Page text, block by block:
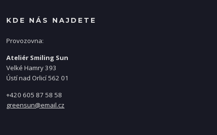
KDE NÁS NAJDETE
Provozovna:
Ateliér Smiling Sun
Velké Hamry 393
Ústí nad Orlicí 562 01
+420 605 87 58 58
greensun@email.cz